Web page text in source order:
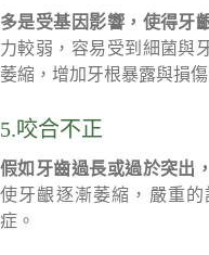
多是受基因影響，使得牙
力較弱，容易受到細菌與
萎縮，增加牙根暴露與損傷
5.咬合不正
假如牙齒過長或過於突出
使牙齦逐漸萎縮，嚴重
症。